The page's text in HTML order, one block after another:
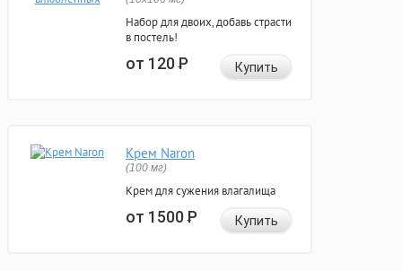
Набор для двоих, добавь страсти
в постель!
от 120Р Купить
Крем Naron
(100 мг)
Крем для сужения влагалища
от 1500Р Купить